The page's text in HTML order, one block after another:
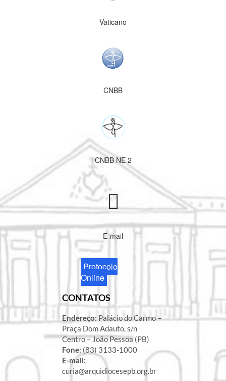
Vaticano
CNBB
CNBB NE 2
E-mail
Protocolo
Online
CONTATOS
Endereço:Palácio do Carmo –
Praça Dom Adauto, s/n
Centro – João Pessoa (PB)
Fone: (83) 3133-1000
E-mail:
curia@arquidiocesepb.org.br